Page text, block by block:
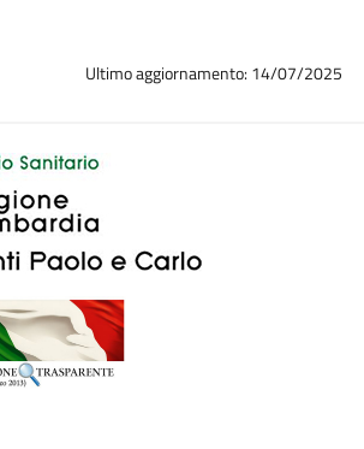
Ultimo aggiornamento: 14/07/2025